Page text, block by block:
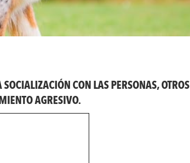
CON LAS PERSONAS, OTROS
AGRESIVO.